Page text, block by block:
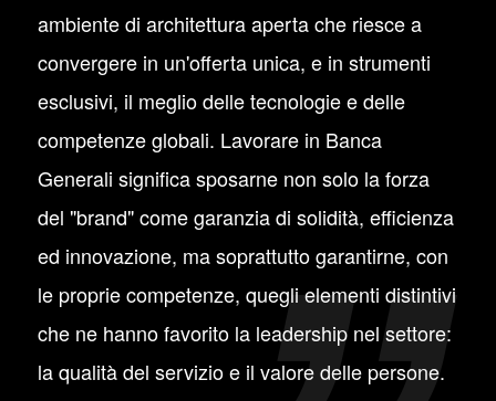
ambiente di architettura aperta che riesce a
convergere in un'offerta unica, e in strumenti
esclusivi, il meglio delle tecnologie e delle
competenze globali. Lavorare in Banca
Generali significa sposarne non solo la forza
del "brand" come garanzia di solidità, efficienza
ed innovazione, ma soprattutto garantirne, con
le proprie competenze, quegli elementi distintivi
che ne hanno favorito la leadership nel settore:
la qualità del servizio e il valore delle persone.